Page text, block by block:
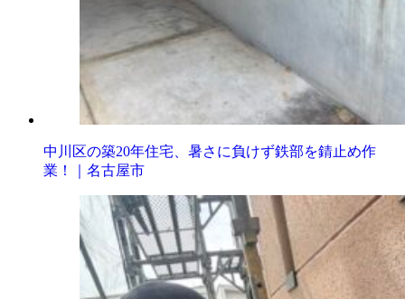
中川区の築20年住宅、暑さに負けず鉄部を錆止め作
業！｜名古屋市